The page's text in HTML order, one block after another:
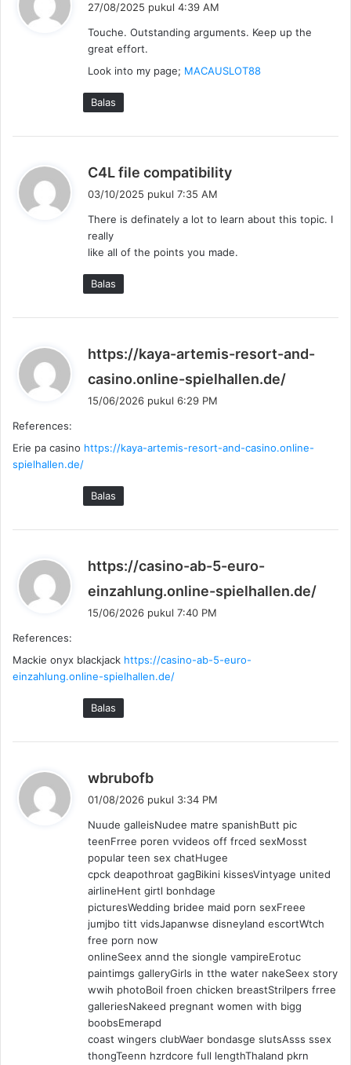
k
t
27/08/2025 pukul 4:39 AM
Touche. Outstanding arguments. Keep up the
great effort.
Look into my page; MACAUSLOT88
Balas
C4L file compatibility
k
t
03/10/2025 pukul 7:35 AM
There is definately a lot to learn about this topic. I
really
like all of the points you made.
Balas
https://kaya-artemis-resort-and-
casino.online-spielhallen.de/
a
15/06/2026 pukul 6:29 PM
References:
Erie pa casino https://kaya-artemis-resort-and-casino.online-
spielhallen.de/
Balas
https://casino-ab-5-euro-
einzahlung.online-spielhallen.de/
15/06/2026 pukul 7:40 PM
References:
Mackie onyx blackjack https://casino-ab-5-euro-
einzahlung.online-spielhallen.de/
Balas
wbrubofb
k
a
t
:
01/08/2026 pukul 3:34 PM
Nuude galleisNudee matre spanishButt pic
teenFrree poren vvideos off frced sexMosst
popular teen sex chatHugee
cpck deapothroat gagBikini kissesVintyage united
airlineHent girtl bonhdage
picturesWedding bridee maid porn sexFreee
jumjbo titt vidsJapanwse disneyland escortWtch
free porn now
onlineSeex annd the siongle vampireErotuc
paintimgs galleryGirls in tthe water nakeSeex story
wwih photoBoil froen chicken breastStrilpers frree
galleriesNakeed pregnant women with bigg
boobsEmerapd
coast wingers clubWaer bondasge slutsAsss ssex
thongTeenn hzrdcore full lengthThaland pkrn